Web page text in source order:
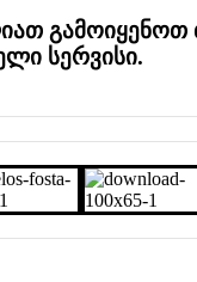
გამოიყენოთ
სერვისი.